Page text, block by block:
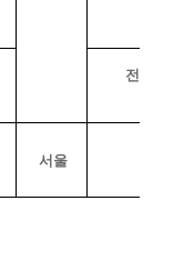
전기,
서울